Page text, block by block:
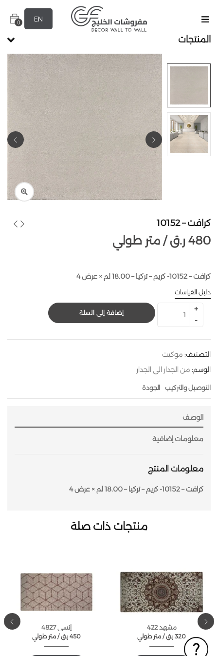
EN
0
المنتجات
كرافت – 10152
متر طولي / 480 ر.ق
كرافت – 10152- كريم – تركيا – 18.00 لم × عرض 4
دليل القياسات
إضافة إلى السلة
التصنيف: موكيت
الوسم: من الجدار الى الجدار
التوصيل والتركيب الجودة
الوصف
معلومات إضافية
معلومات المنتج
كرافت – 10152- كريم – تركيا – 18.00 لم × عرض 4
منتجات ذات صلة
مشهد 422
متر طولي / 320 ر.ق
إنسي 4827
متر طولي / 450 ر.ق